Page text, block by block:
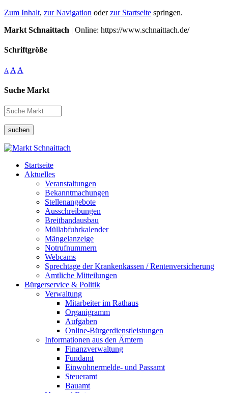
Zum Inhalt, zur Navigation oderzur Startseite springen.
Markt Schnaittach | Online: https://www.schnaittach.de/
Schriftgröße
A A A
Suche Markt
suchen
Startseite
Aktuelles
Veranstaltungen
Bekanntmachungen
Stellenangebote
Ausschreibungen
Breitbandausbau
Müllabfuhrkalender
Mängelanzeige
Notrufnummern
Webcams
Sprechtage der Krankenkassen / Rentenversicherung
Amtliche Mitteilungen
Bürgerservice & Politik
Verwaltung
Mitarbeiter im Rathaus
Organigramm
Aufgaben
Online-Bürgerdienstleistungen
Informationen aus den Ämtern
Finanzverwaltung
Fundamt
Einwohnermelde- und Passamt
Steueramt
Bauamt